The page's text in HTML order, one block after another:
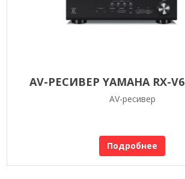
AV-РЕСИВЕР YAMAHA RX-
AV-ресивер
Подробнее